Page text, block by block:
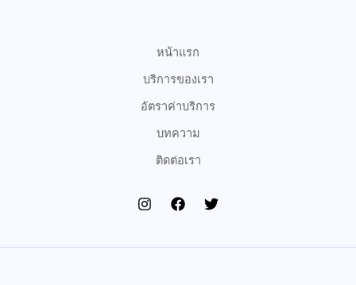
หน้าแรก
บริการของเรา
อัตราค่าบริการ
บทความ
ติดต่อเรา